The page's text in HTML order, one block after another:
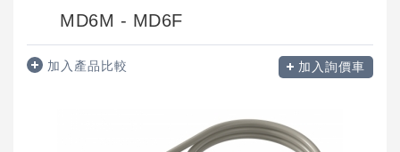
MD6M - MD6F
加入產品比較 加入詢價車